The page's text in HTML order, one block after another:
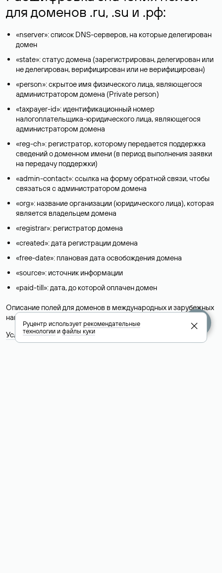
для доменов .ru, .su и .рф:
«nserver»: список DNS-серверов, на которые делегирован
домен
«state»: статус домена (зарегистрирован, делегирован или
не делегирован, верифицирован или не верифицирован)
«person»: скрытое имя физического лица, являющегося
администратором домена (Privatе person)
«taxpayer-id»: идентификационный номер
налогоплательщика-юридического лица, являющегося
администратором домена
«reg-ch»: регистратор, которому передается поддержка
сведений о доменном имени (в период выполнения заявки
на передачу поддержки)
«admin-contact»: ссылка на форму обратной связи, чтобы
связаться с администратором домена
«org»: название организации (юридического лица), которая
является владельцем домена
«registrar»: регистратор домена
«created»: дата регистрации домена
«free-date»: плановая дата освобождения домена
«source»: источник информации
«paid-till»: дата, до которой оплачен домен
Описание полей для доменов в международных и зарубежных
национальных доменах представлены в разделе «
».
Условия использования Whois-сервиса
Руцентр используетрекомендательные
технологииифайлы куки